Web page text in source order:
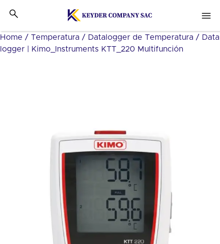
Home / Temperatura / Datalogger de Temperatura / Data
logger | Kimo_Instruments KTT_220 Multifunción